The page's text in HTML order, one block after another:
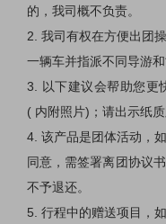
的，我司概不负责。
2. 我司有权在方便出团
一辆车并指派不同导游和
3.
以下建议会帮助您更
( 内附照片) ；请出示纸
4. 该产品是团体活动，
同意，需签署离团协议
不予退还。
5. 行程中的赠送项目，